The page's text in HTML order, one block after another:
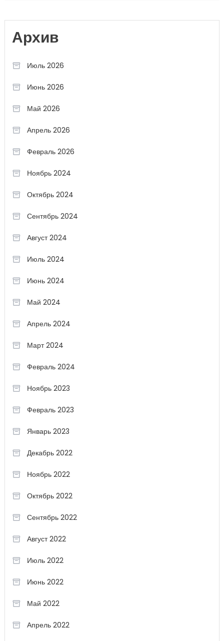
Архив
Июль 2026
Июнь 2026
Май 2026
Апрель 2026
Февраль 2026
Ноябрь 2024
Октябрь 2024
Сентябрь 2024
Август 2024
Июль 2024
Июнь 2024
Май 2024
Апрель 2024
Март 2024
Февраль 2024
Ноябрь 2023
Февраль 2023
Январь 2023
Декабрь 2022
Ноябрь 2022
Октябрь 2022
Сентябрь 2022
Август 2022
Июль 2022
Июнь 2022
Май 2022
Апрель 2022